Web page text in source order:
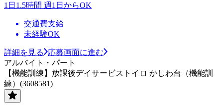
1日1.5時間 週1日からOK
交通費支給
未経験OK
詳細を見る
応募画面に進む
アルバイト・パート
【機能訓練】放課後デイサービストイロ かしわ台（機能訓
練）(3608581)